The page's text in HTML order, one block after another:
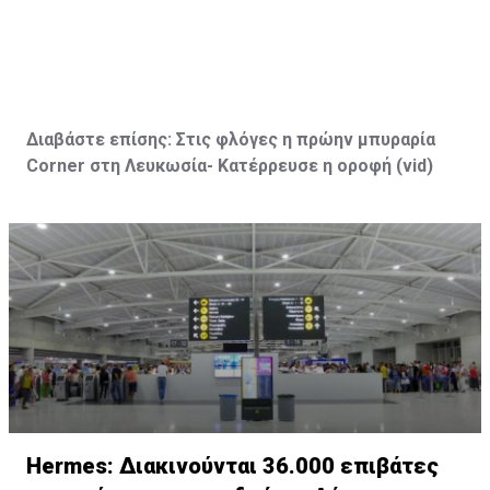
Διαβάστε επίσης: Στις φλόγες η πρώην μπυραρία
Corner στη Λευκωσία- Κατέρρευσε η οροφή (vid)
Hermes: Διακινούνται 36.000 επιβάτες